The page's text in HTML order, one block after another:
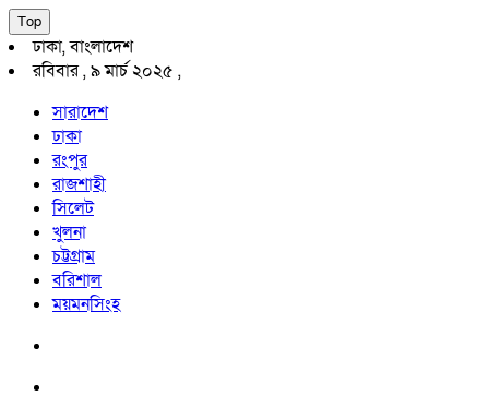
Top
ঢাকা, বাংলাদেশ
রবিবার , ৯ মার্চ ২০২৫ ,
সারাদেশ
ঢাকা
রংপুর
রাজশাহী
সিলেট
খুলনা
চট্টগ্রাম
বরিশাল
ময়মনসিংহ